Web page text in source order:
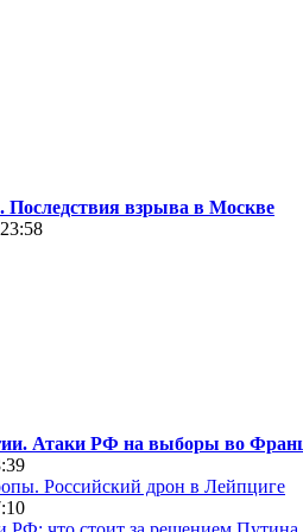
Последствия взрыва в Москве
Атаки РФ на выборы во
Российский дрон в Лейпциге